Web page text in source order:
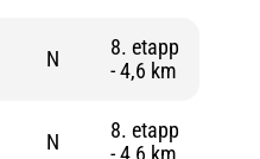
N
8. etapp
- 4,6 km
N
8. etapp
- 4,6 km